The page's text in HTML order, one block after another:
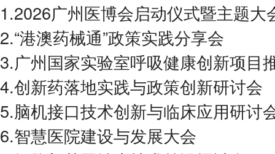
1.2026广州医博会启动仪式暨主题大
2.“港澳药械通”政策实践分享会
3.广州国家实验室呼吸健康创新项目
4.创新药落地实践与政策创新研讨会
5.脑机接口技术创新与临床应用研讨
6.智慧医院建设与发展大会